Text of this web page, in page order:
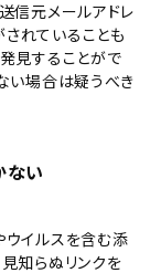
信元メールアドレ
れていることも
見することがで
い場合は疑うべき
ない
ウイルスを含む添
知らぬリンクを